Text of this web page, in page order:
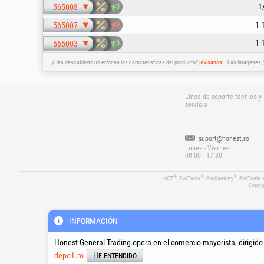
565008
565007
1
565003
1
¿Has descubierto un error en las características del producto?¡Avísanos! Las imágenes
Línea de soporte técnico y
servicio
suport@honest.ro
Lunes - Viernes
08:00 - 17:30
HGT®, EvoTools®, EvoSanitary®, EvoTools
INFORMACIÓN
Honest General Trading opera en el comercio mayorista,
depo1.ro
He entendido